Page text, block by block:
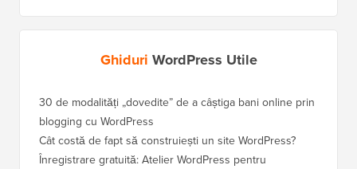
Ghiduri WordPress Utile
30 de modalități „dovedite” de a câștiga bani online prin
blogging cu WordPress
Cât costă de fapt să construiești un site WordPress?
Înregistrare gratuită: Atelier WordPress pentru